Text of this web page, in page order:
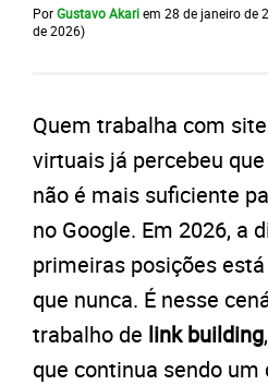
PorGustavo Akariem 28 de janeiro de
de 2026)
Quem trabalha com
virtuais já percebeu
não é mais suficiente
no Google. Em 2026, a
primeiras posições
que nunca. É nesse
trabalho de link building
que continua sendo um